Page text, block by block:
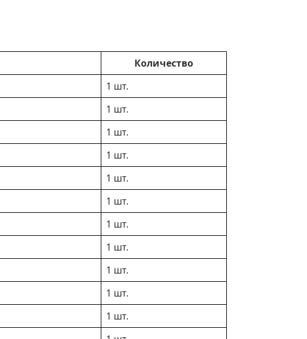
Количество
1 шт.
1 шт.
1 шт.
1 шт.
1 шт.
1 шт.
1 шт.
1 шт.
1 шт.
1 шт.
1 шт.